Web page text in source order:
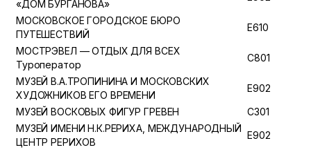
«ДОМ БУРГАНОВА»
МОСКОВСКОЕ ГОРОДСКОЕ БЮРО
ПУТЕШЕСТВИЙ
E610
МОСТРЭВЕЛ — ОТДЫХ ДЛЯ ВСЕХ
Туроператор
C801
МУЗЕЙ В.А.ТРОПИНИНА И МОСКОВСКИХ
ХУДОЖНИКОВ ЕГО ВРЕМЕНИ
E902
МУЗЕЙ ВОСКОВЫХ ФИГУР ГРЕВЕН
C301
МУЗЕЙ ИМЕНИ Н.К.РЕРИХА, МЕЖДУНАРОДНЫЙ
ЦЕНТР РЕРИХОВ
E902